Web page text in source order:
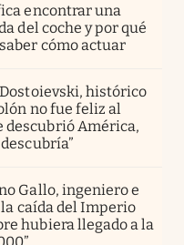
encontrar una
del coche y por qué
cómo actuar
histórico
no fue feliz al
descubrió América,
Gallo, ingeniero e
caída del Imperio
hubiera llegado a la